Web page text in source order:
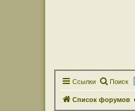
Ссылки Поиск
Список форумов